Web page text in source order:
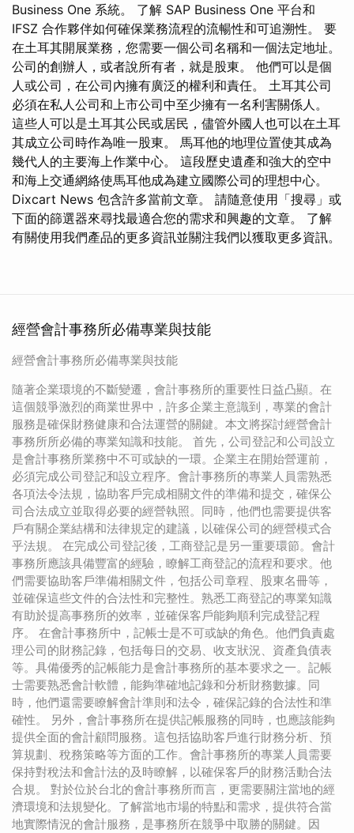
Business One 系統。 了解 SAP Business One 平台和
IFSZ 合作夥伴如何確保業務流程的流暢性和可追溯性。 要
在土耳其開展業務，您需要一個公司名稱和一個法定地址。
公司的創辦人，或者說所有者，就是股東。 他們可以是個
人或公司，在公司內擁有廣泛的權利和責任。 土耳其公司
必須在私人公司和上市公司中至少擁有一名利害關係人。
這些人可以是土耳其公民或居民，儘管外國人也可以在土耳
其成立公司時作為唯一股東。 馬耳他的地理位置使其成為
幾代人的主要海上作業中心。 這段歷史遺產和強大的空中
和海上交通網絡使馬耳他成為建立國際公司的理想中心。
Dixcart News 包含許多當前文章。 請隨意使用「搜尋」或
下面的篩選器來尋找最適合您的需求和興趣的文章。 了解
有關使用我們產品的更多資訊並關注我們以獲取更多資訊。
經營會計事務所必備專業與技能
經營會計事務所必備專業與技能
隨著企業環境的不斷變遷，會計事務所的重要性日益凸顯。在
這個競爭激烈的商業世界中，許多企業主意識到，專業的會計
服務是確保財務健康和合法運營的關鍵。本文將探討經營會計
事務所所必備的專業知識和技能。 首先，公司登記和公司設立
是會計事務所業務中不可或缺的一環。企業主在開始營運前，
必須完成公司登記和設立程序。會計事務所的專業人員需熟悉
各項法令法規，協助客戶完成相關文件的準備和提交，確保公
司合法成立並取得必要的經營執照。同時，他們也需要提供客
戶有關企業結構和法律規定的建議，以確保公司的經營模式合
乎法規。 在完成公司登記後，工商登記是另一重要環節。會計
事務所應該具備豐富的經驗，瞭解工商登記的流程和要求。他
們需要協助客戶準備相關文件，包括公司章程、股東名冊等，
並確保這些文件的合法性和完整性。熟悉工商登記的專業知識
有助於提高事務所的效率，並確保客戶能夠順利完成登記程
序。 在會計事務所中，記帳士是不可或缺的角色。他們負責處
理公司的財務記錄，包括每日的交易、收支狀況、資產負債表
等。具備優秀的記帳能力是會計事務所的基本要求之一。記帳
士需要熟悉會計軟體，能夠準確地記錄和分析財務數據。同
時，他們還需要瞭解會計準則和法令，確保記錄的合法性和準
確性。 另外，會計事務所在提供記帳服務的同時，也應該能夠
提供全面的會計顧問服務。這包括協助客戶進行財務分析、預
算規劃、稅務策略等方面的工作。會計事務所的專業人員需要
保持對稅法和會計法的及時瞭解，以確保客戶的財務活動合法
合規。 對於位於台北的會計事務所而言，更需要關注當地的經
濟環境和法規變化。了解當地市場的特點和需求，提供符合當
地實際情況的會計服務，是事務所在競爭中取勝的關鍵。因